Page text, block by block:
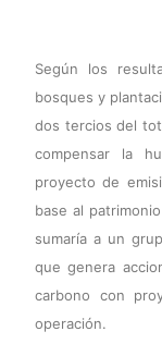
Según los
bosques y
dos tercios del
compensar la
proyecto de
base al
sumaría a un
que genera
carbono con
operación.